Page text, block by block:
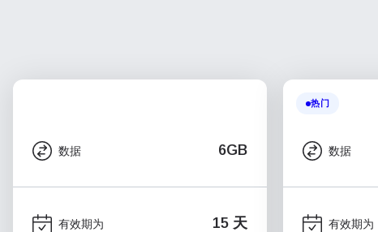
数据 6GB
有效期为 15 天
热门
数据
有效期为